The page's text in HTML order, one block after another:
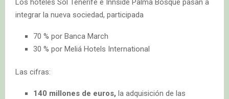
Los hoteles Sol Tenerife e Innside Palma Bosque pasan a
integrar la nueva sociedad, participada
70 % por Banca March
30 % por Meliá Hotels International
Las cifras:
140 millones de euros, la adquisición de las